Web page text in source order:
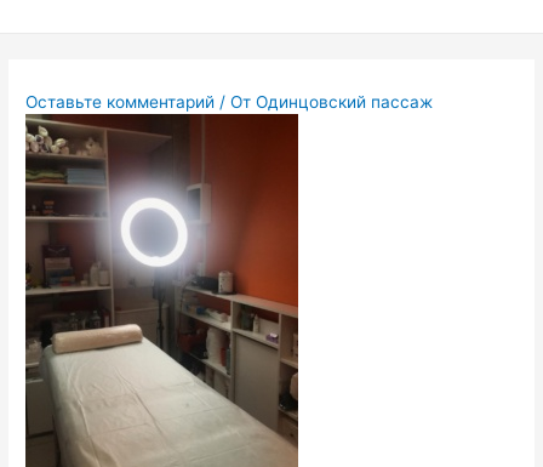
Оставьте комментарий / От Одинцовский пассаж